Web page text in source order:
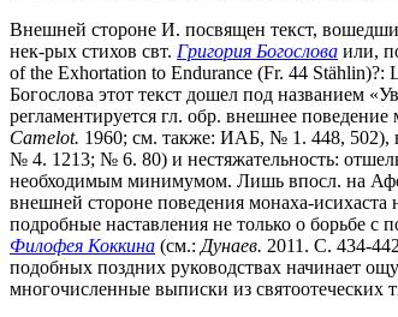
Внешней стороне И. посвящен текст,
нек-рых стихов свт. Григория Богослова или,
of the Exhortation to Endurance (Fr. 44
Богослова этот текст дошел под названием
регламентируется гл. обр. внешнее поведение
Camelot. 1960; см. также: ИАБ, № 1. 448, 502), в
№ 4. 1213; № 6. 80) и нестяжательность:
необходимым минимумом. Лишь впосл. на
внешней стороне поведения монаха-
подробные наставления не только о борьбе с
Филофея Коккина (см.: Дунаев. 2011. С. 434-
подобных поздних руководствах начинает
многочисленные выписки из